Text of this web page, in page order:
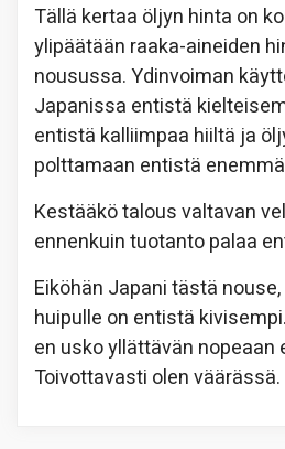
Tällä kertaa öljyn hinta on
ylipäätään raaka-aineiden
nousussa. Ydinvoiman
Japanissa entistä
entistä kalliimpaa hiiltä ja
polttamaan entistä
Kestääkö talous valtavan
ennenkuin tuotanto palaa
Eiköhän Japani tästä
huipulle on entistä
en usko yllättävän nopeaan
Toivottavasti olen väärässä.